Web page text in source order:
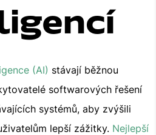
(AI) stávají běžnou
softwarových řešení
systémů, aby zvýšili
lepší zážitky. Nejlepší